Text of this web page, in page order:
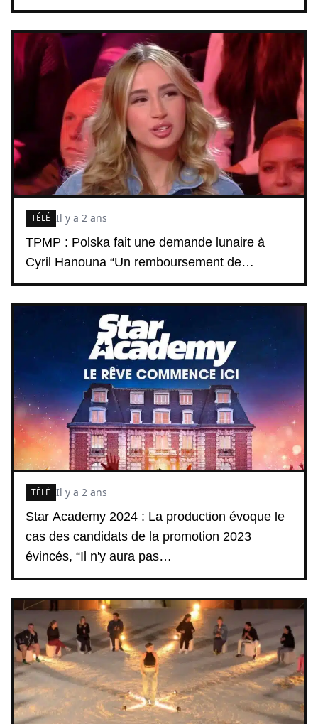
TPMP : Polska fait une demande lunaire à
Cyril Hanouna “Un remboursement de…
TÉLÉ Il y a 2 ans
Star Academy 2024 : La production évoque le
cas des candidats de la promotion 2023
évincés, “Il n'y aura pas…
TÉLÉ Il y a 2 ans